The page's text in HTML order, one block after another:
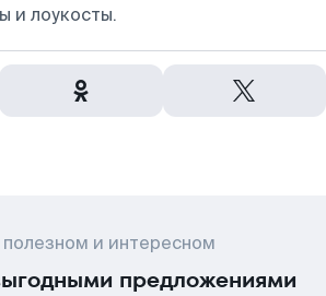
и лоукосты.
и интересном
предложениями